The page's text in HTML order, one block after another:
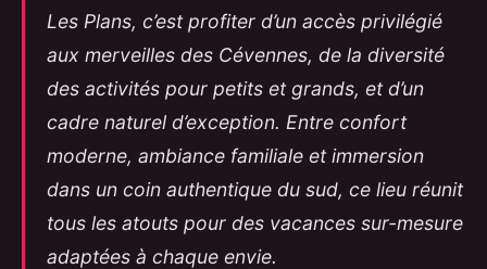
Les Plans, c’est profiter d’un accès privilégié
aux merveilles des Cévennes, de la diversité
des activités pour petits et grands, et d’un
cadre naturel d’exception. Entre confort
moderne, ambiance familiale et immersion
dans un coin authentique du sud, ce lieu réunit
tous les atouts pour des vacances sur-mesure
adaptées à chaque envie.